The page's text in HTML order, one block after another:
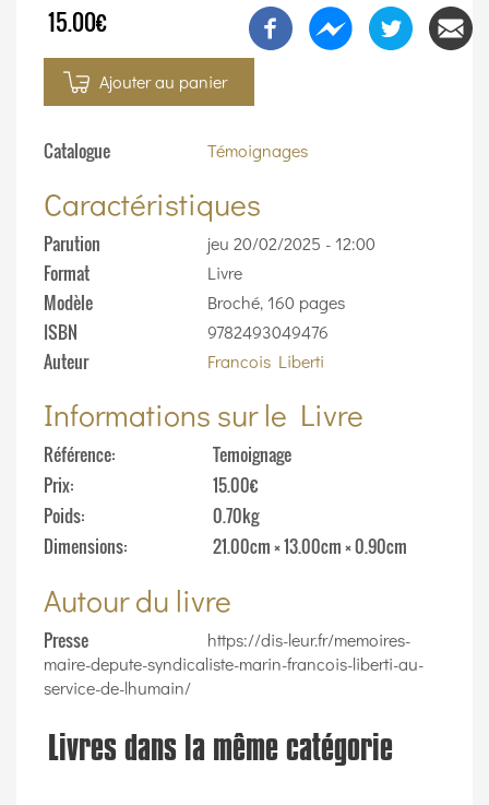
15.00€
Ajouter au panier
Catalogue Témoignages
Caractéristiques
Parution jeu 20/02/2025 - 12:00
Format Livre
Modèle Broché, 160 pages
ISBN 9782493049476
Auteur Francois Liberti
Informations sur le Livre
Référence
Temoignage
Prix
15.00€
Poids
0.70kg
Dimensions
21.00cm × 13.00cm × 0.90cm
Autour du livre
Presse
https://dis-leur.fr/memoires-
maire-depute-syndicaliste-marin-francois-liberti-au-
service-de-lhumain/
Livres dans la même catégorie